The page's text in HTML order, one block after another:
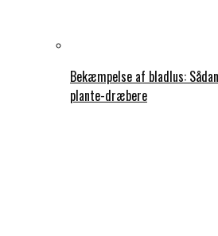
Bekæmpelse af bladlus:
plante-dræbere